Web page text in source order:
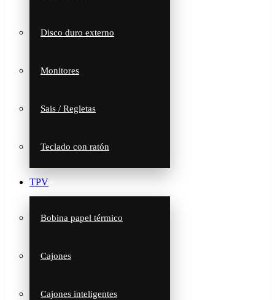
Disco duro externo
Monitores
Sais / Regletas
Teclado con ratón
TPV
Bobina papel térmico
Cajones
Cajones inteligentes